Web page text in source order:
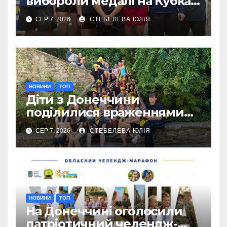
Європи в Австрії
СЕР 7, 2026 СТЕБЕЛЕВА ЮЛІЯ
НОВИНИ ТОП
Діти з Донеччини
поділилися враженнями
від відпочинку в Польщі
СЕР 7, 2026 СТЕБЕЛЕВА ЮЛІЯ
НОВИНИ ТОП
На Донеччині оголосили
патріотичний челендж-